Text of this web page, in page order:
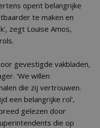
opent belangrijke
te maken en
zegt Louise Amos,
gevestigde vakbladen,
'We willen
die zij vertrouwen.
een belangrijke rol',
gelezen door
die op